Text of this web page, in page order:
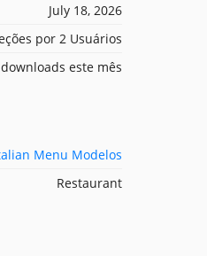
July 18, 2026
por 2 Usuários
este mês
Menu Modelos
Restaurant